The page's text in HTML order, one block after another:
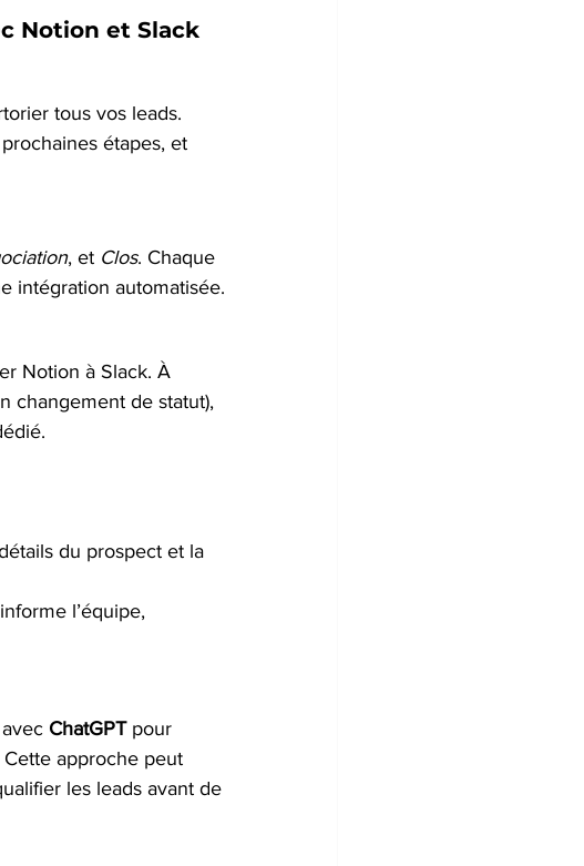
Notion et Slack
tous vos leads.
étapes, et
, et Clos. Chaque
intégration automatisée.
Notion à Slack. À
changement de statut),
du prospect et la
l’équipe,
ChatGPT pour
approche peut
les leads avant de